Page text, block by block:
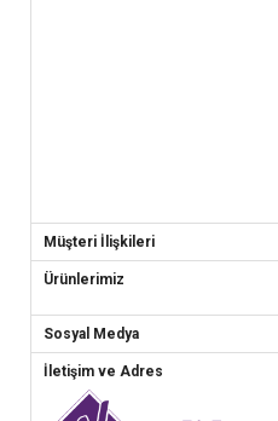
Müşteri İlişkileri
Ürünlerimiz
Sosyal Medya
İletişim ve Adres